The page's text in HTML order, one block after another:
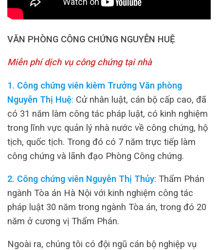
VĂN PHÒNG CÔNG CHỨNG NGUYỄN HUỆ
Miễn phí dịch vụ công chứng tại nhà
1. Công chứng viên kiêm Trưởng Văn phòng
Nguyễn Thị Huệ: Cử nhân luật, cán bộ cấp cao, đã
có 31 năm làm công tác pháp luật, có kinh nghiệm
trong lĩnh vực quản lý nhà nước về công chứng, hộ
tịch, quốc tịch. Trong đó có 7 năm trực tiếp làm
công chứng và lãnh đạo Phòng Công chứng.
2. Công chứng viên Nguyễn Thị Thủy: Thẩm Phán
ngành Tòa án Hà Nội với kinh nghiệm công tác
pháp luật 30 năm trong ngành Tòa án, trong đó 20
năm ở cương vị Thẩm Phán.
Ngoài ra, chúng tôi có đội ngũ cán bộ nghiệp vụ